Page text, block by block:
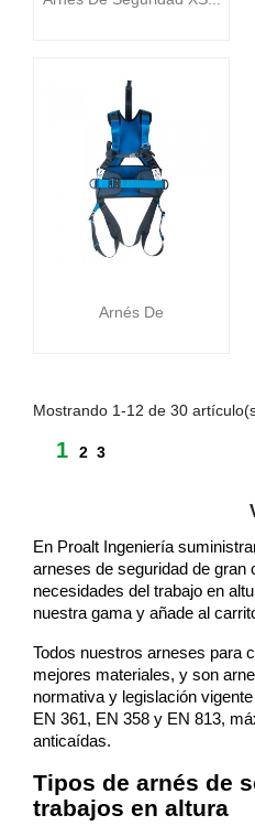
Vista rápida
Arnés De
Mostrando 1-12 de 30
1 2 3
En Proalt Ingeniería
arneses de seguridad de gran
necesidades del trabajo en
nuestra gama y añade al
Todos nuestros arneses para
mejores materiales, y son
normativa y legislación
EN 361, EN 358 y EN 813,
anticaídas.
Tipos de arnés de
trabajos en altura